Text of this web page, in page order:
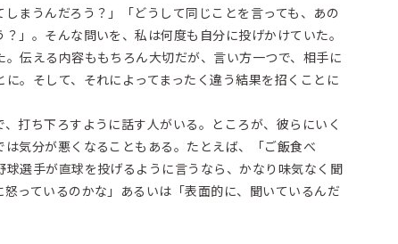
しまうんだろう？」「どうして同じことを言っても、あの
」。そんな問いを、私は何度も自分に投げかけていた。
伝える内容ももちろん大切だが、言い方一つで、相手に
。そして、それによってまったく違う結果を招くことに
打ち下ろすように話す人がいる。ところが、彼らにいく
気分が悪くなることもある。たとえば、「ご飯食べ
選手が直球を投げるように言うなら、かなり味気なく聞
っているのかな」あるいは「表面的に、聞いているんだ